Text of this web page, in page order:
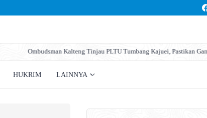
Tinjau PLTU Tumbang Kajuei, Pastikan Gangguan Listrik karena Persolan
HUKRIM LAINNYA